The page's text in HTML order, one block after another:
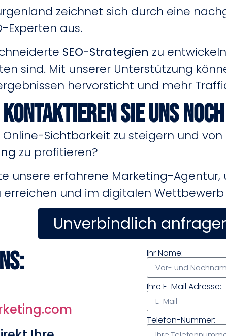
zeichnet sich durch eine
Experten aus.
SEO-Strategien zu
sind. Mit unserer Unterstützung
hervorsticht und mehr
Kontaktieren Sie uns
Online-Sichtbarkeit zu steigern und
zu profitieren?
unsere erfahrene Marketing-Agentur,
erreichen und im digitalen
Unverbindlich
Ihr Name:
Ihre E-Mail Adresse:
Telefon-Nummer: